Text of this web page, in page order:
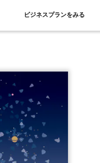
ビジネスプランをみる